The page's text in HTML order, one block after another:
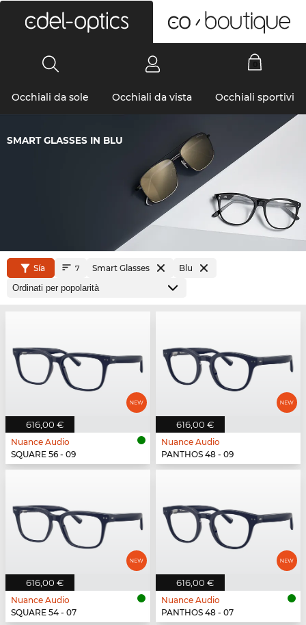
Occhiali da sole Occhiali da vista Occhiali sportivi
SMART GLASSES IN BLU
Sía 7 Smart Glasses Blu
616,00 €
Nuance Audio
SQUARE 56 - 09
616,00 €
Nuance Audio
PANTHOS 48 - 09
616,00 €
Nuance Audio
SQUARE 54 - 07
616,00 €
Nuance Audio
PANTHOS 48 - 07